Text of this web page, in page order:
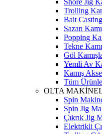
Shore Jig
Trolling
Bait
Sazan
Popping
Tekne
Göl
Yemli Av
Kamış
Tüm
OLTA
Spin
Spin Jig
Çıkrık Jig
Elektrikli